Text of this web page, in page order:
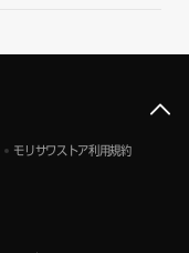
モリサワストア利用規約